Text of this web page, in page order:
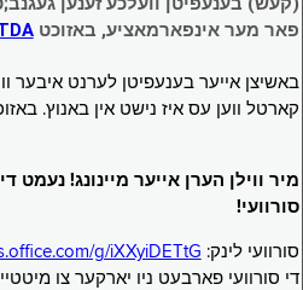
פאר מער אינפארמאציע, באזוכט
קארטל ווען עס איז נישט אין באנוץ.
סורוועי!
סורוועי לינק: g/iXXyiDETtG
די סורוועי פארבעט ניו יארקער צו